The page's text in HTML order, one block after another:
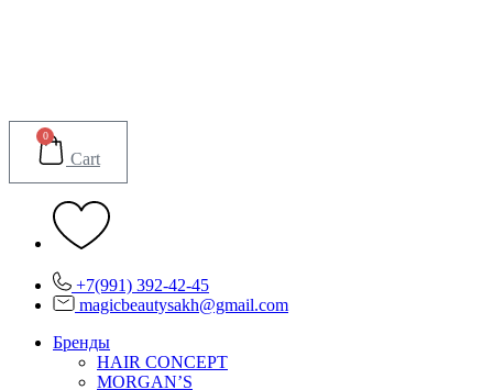
0
Cart
+7(991) 392-42-45
magicbeautysakh@gmail.com
Бренды
HAIR CONCEPT
MORGAN’S